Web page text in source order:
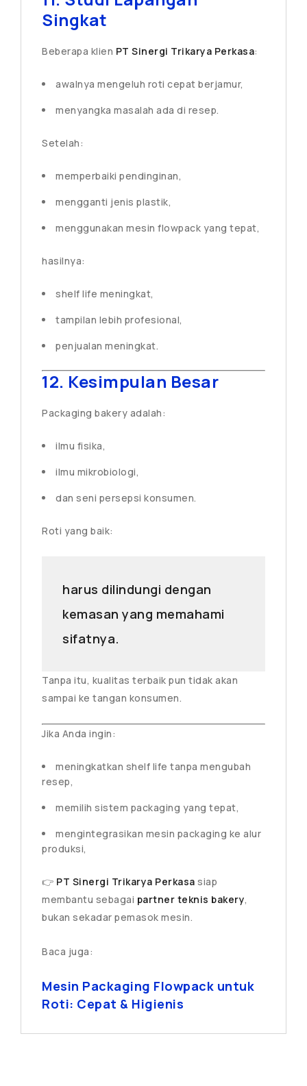
Singkat
Beberapa klien PT Sinergi Trikarya Perkasa:
awalnya mengeluh roti cepat berjamur,
menyangka masalah ada di resep.
Setelah:
memperbaiki pendinginan,
mengganti jenis plastik,
menggunakan mesin flowpack yang tepat,
hasilnya:
shelf life meningkat,
tampilan lebih profesional,
penjualan meningkat.
12. Kesimpulan Besar
Packaging bakery adalah:
ilmu fisika,
ilmu mikrobiologi,
dan seni persepsi konsumen.
Roti yang baik:
harus dilindungi dengan
kemasan yang memahami
sifatnya.
Tanpa itu, kualitas terbaik pun tidak akan
sampai ke tangan konsumen.
Jika Anda ingin:
meningkatkan shelf life tanpa mengubah
resep,
memilih sistem packaging yang tepat,
mengintegrasikan mesin packaging ke alur
produksi,
👉 PT Sinergi Trikarya Perkasa siap
membantu sebagai partner teknis bakery,
bukan sekadar pemasok mesin.
Baca juga:
Mesin Packaging Flowpack untuk
Roti: Cepat & Higienis